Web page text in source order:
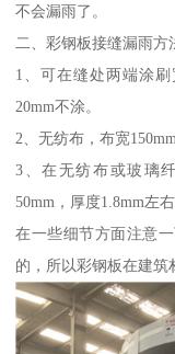
不会漏雨了。
二、彩钢板接缝漏雨方
1、可在缝处两端涂刷
20mm不涂。
2、无纺布，布宽
3、在无纺布或玻璃
50mm，厚度1.8mm左
在一些细节方面注意
的，所以彩钢板在建筑